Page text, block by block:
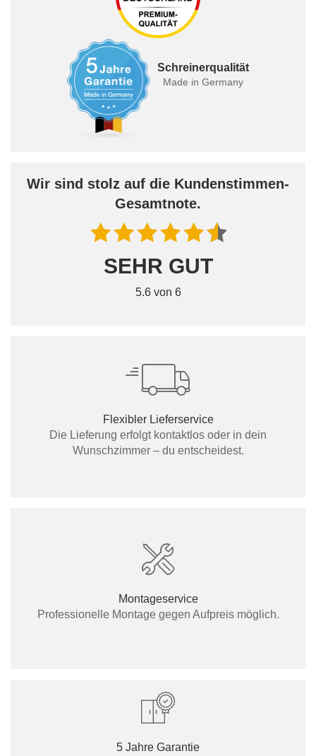
Schreinerqualität
Made in Germany
Wir sind stolz auf die Kundenstimmen-
Gesamtnote.
SEHR GUT
5.6 von 6
Flexibler Lieferservice
Die Lieferung erfolgt kontaktlos oder in dein
Wunschzimmer – du entscheidest.
Montageservice
Professionelle Montage gegen Aufpreis möglich.
5 Jahre Garantie